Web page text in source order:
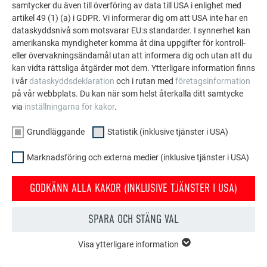
PREFA:s referensgalleri visar hur mångsidigt
aluminium kan användas. Upptäck fler imponerande
projekt med PREFA:s hållbara aluminiumlösningar för
tak, solenergi och fasader.
SE FLER REFERENSER
samtycker du även till överföring av data till USA i enlighet med
artikel 49 (1) (a) i GDPR. Vi informerar dig om att USA inte har en
dataskyddsnivå som motsvarar EU:s standarder. I synnerhet kan
amerikanska myndigheter komma åt dina uppgifter för kontroll-
eller övervakningsändamål utan att informera dig och utan att du
kan vidta rättsliga åtgärder mot dem. Ytterligare information finns
i vårdataskyddsdeklaration och i rutan med företagsinformation
på vår webbplats. Du kan när som helst återkalla ditt samtycke
via inställningarna för kakor.
Grundläggande Statistik (inklusive tjänster i USA)
Marknadsföring och externa medier (inklusive tjänster i USA)
GODKÄNN ALLA KAKOR (INKLUSIVE TJÄNSTER I USA)
SPARA OCH STÄNG VAL
GRUNDLÄGGANDEVisa ytterligare information